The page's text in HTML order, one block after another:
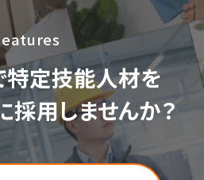
特定技能人材を
採用しませんか？